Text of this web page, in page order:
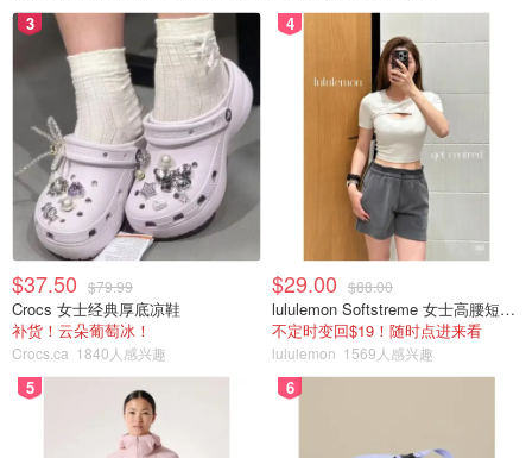
3
$37.50 $79.99
Crocs 女士经典厚底凉鞋
补货！云朵葡萄冰！
Crocs.ca 1840人感兴趣
4
$29.00 $88.00
lululemon Softstreme 女士高腰短裤 10cm
不定时变回$19！随时点进来看
lululemon 1569人感兴趣
5 6